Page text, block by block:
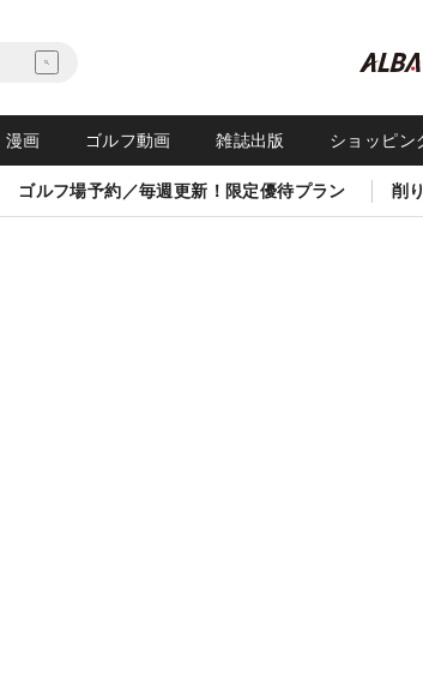
漫画 ゴルフ動画 雑誌出版 ショッピン
ゴルフ場予約／毎週更新！限定優待プラン 削